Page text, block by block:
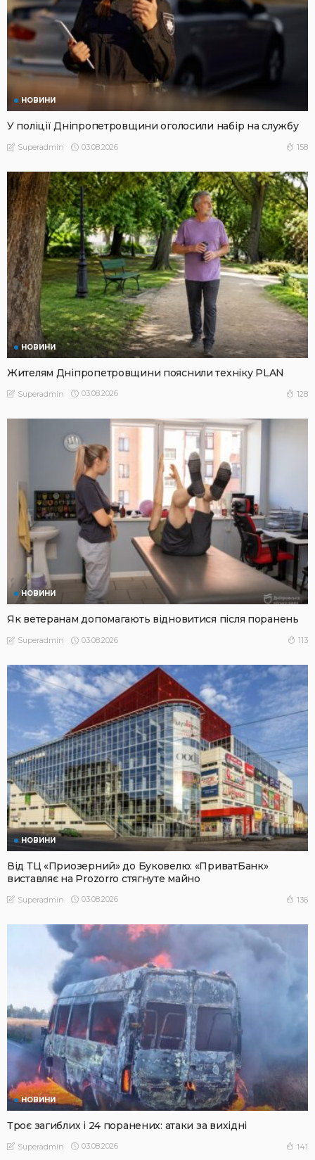
НОВИНИ
У поліції Дніпропетровщини оголосили набір на службу
Superadmin 03.08.2026 158
НОВИНИ
Жителям Дніпропетровщини пояснили техніку PLAN
Superadmin 03.08.2026 128
НОВИНИ
Як ветеранам допомагають відновитися після поранень
Superadmin 03.08.2026 113
НОВИНИ
Від ТЦ «Приозерний» до Буковелю: «ПриватБанк»
виставляє на Prozorro стягнуте майно
Superadmin 03.08.2026 136
НОВИНИ
Троє загиблих і 24 поранених: атаки за вихідні
Superadmin 03.08.2026 141